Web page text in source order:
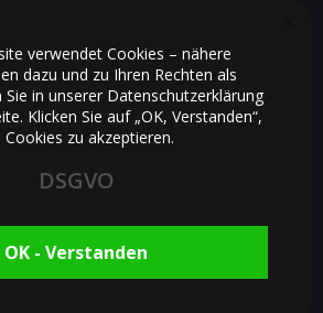
gedenkt.de
verwendet Cookies – nähere
dazu und zu Ihren Rechten als
in unserer Datenschutzerklärung
Klicken Sie auf „OK, Verstanden“,
Cookies zu akzeptieren.
DSGVO
OK - Verstanden